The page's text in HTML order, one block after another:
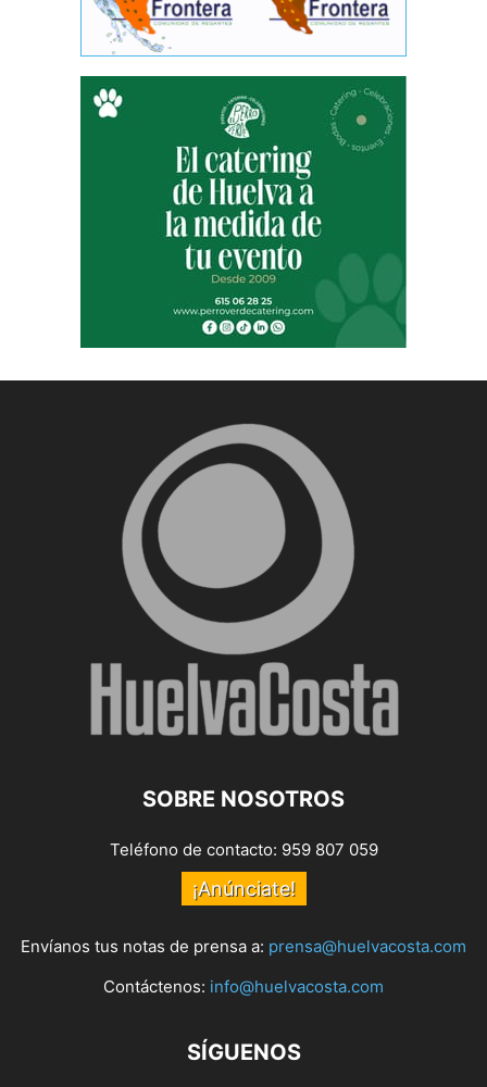
SOBRE NOSOTROS
Teléfono de contacto: 959 807 059
¡Anúnciate!
Envíanos tus notas de prensa a: prensa@huelvacosta.com
Contáctenos: info@huelvacosta.com
SÍGUENOS